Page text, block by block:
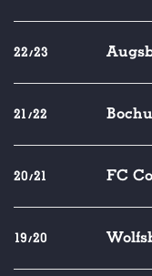
22/23
21/22
20/21 FC
19/20